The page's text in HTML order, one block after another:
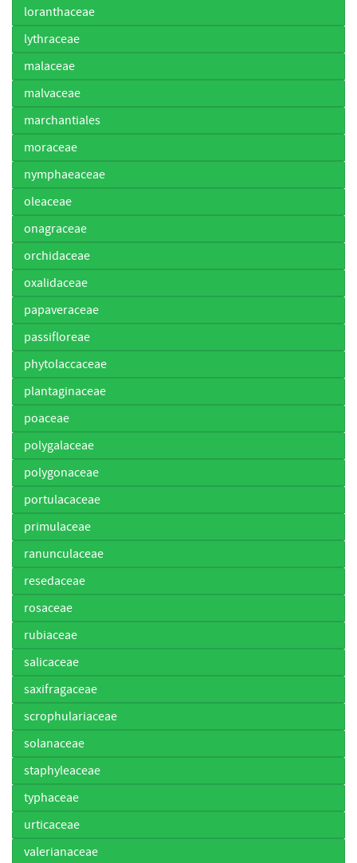
loranthaceae
lythraceae
malaceae
malvaceae
marchantiales
moraceae
nymphaeaceae
oleaceae
onagraceae
orchidaceae
oxalidaceae
papaveraceae
passifloreae
phytolaccaceae
plantaginaceae
poaceae
polygalaceae
polygonaceae
portulacaceae
primulaceae
ranunculaceae
resedaceae
rosaceae
rubiaceae
salicaceae
saxifragaceae
scrophulariaceae
solanaceae
staphyleaceae
typhaceae
urticaceae
valerianaceae